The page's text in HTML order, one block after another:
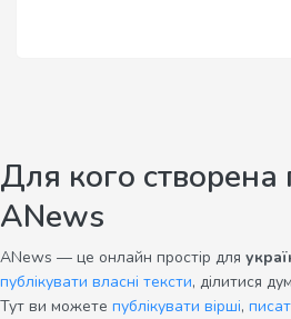
Для кого
ANews
ANews — це онлайн простір для
публікувати власні тексти, ділитися
Тут ви можете публікувати вірші,